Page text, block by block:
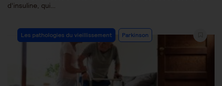
d’insuline, qui…
Post
Category:
Les pathologies du vieillissement Parkinson